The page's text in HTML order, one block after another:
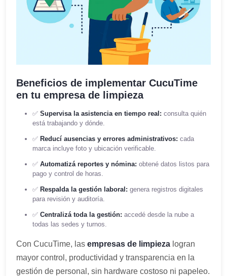
Beneficios de implementar CucuTime
en tu empresa de limpieza
✅ Supervisa la asistencia en tiempo real: consulta quién
está trabajando y dónde.
✅ Reducí ausencias y errores administrativos: cada
marca incluye foto y ubicación verificable.
✅ Automatizá reportes y nómina: obtené datos listos para
pago y control de horas.
✅ Respalda la gestión laboral: genera registros digitales
para revisión y auditoría.
✅ Centralizá toda la gestión: accedé desde la nube a
todas las sedes y turnos.
Con CucuTime, las empresas de limpieza logran
mayor control, productividad y transparencia en la
gestión de personal, sin hardware costoso ni papeleo.